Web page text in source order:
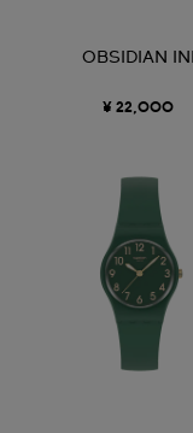
OBSIDIAN
¥ 22,000